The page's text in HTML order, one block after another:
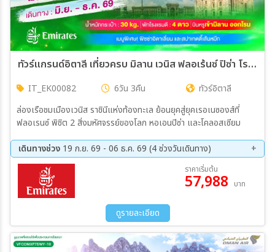
ถึงวันที่
เฉพาะเดือน
เฉพาะเทศกาล
ค้นหา
ทัวร์แกรนด์อิตาลี เที่ยวครบ มิลาน เวนิส ฟลอเร้นซ์ ปิซ่า โรม 6วัน 3คืน (EK)
IT_EK00082 6วัน 3คืน
ทัวร์อิตาลี
ล่องเรือชมเมืองเวนิส ราชินีแห่งท้องทะเล ย้อนยุคสู่ยุคเรอเนซองส์ที่
ฟลอเรนซ์ พิชิต 2 สิ่งมหัศจรรย์ของโลก หอเอนปิซ่า และโคลอสเซียม
เดินทางช่วง 19 ก.ย. 69 - 06 ธ.ค. 69 (4 ช่วงวันเดินทาง)
19 ก.ย. 69 - 24 ก.ย. 69
23 ต.ค. 69 - 28 ต.ค. 69
21 พ.ย. 69 - 26 พ.ย. 69
01 ธ.ค. 69 - 06 ธ.ค. 69
ราคาเริ่มต้น
57,988 บาท
ดูรายละเอียด